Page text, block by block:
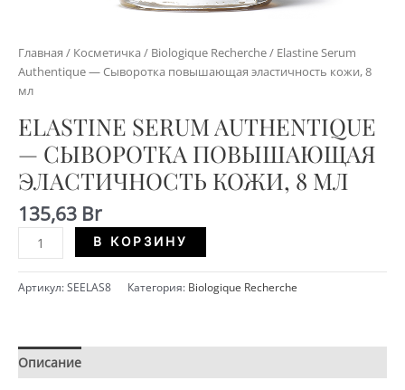
Главная / Косметичка / Biologique Recherche/ Elastine Serum
Authentique — Сыворотка повышающая эластичность кожи, 8
мл
ELASTINE SERUM AUTHENTIQUE
— СЫВОРОТКА ПОВЫШАЮЩАЯ
ЭЛАСТИЧНОСТЬ КОЖИ, 8 МЛ
135,63 Br
Количество
Elastine
Serum
Authentique
повышающая
эластичность
В КОРЗИНУ
Артикул:SEELAS8 Категория: Biologique Recherche
Описание